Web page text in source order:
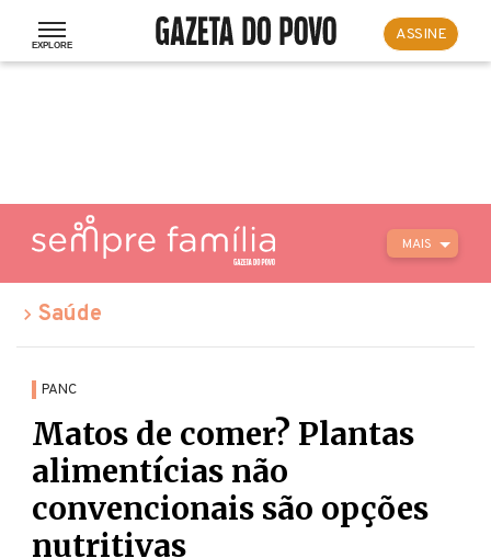
ASSINE
MAIS
Saúde
PANC
Matos de comer? Plantas
alimentícias não
convencionais são opções
nutritivas